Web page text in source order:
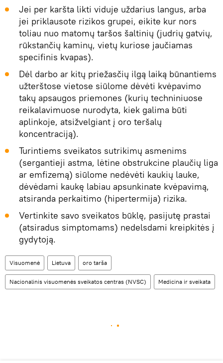
Jei per karšta likti viduje uždarius langus, arba
jei priklausote rizikos grupei, eikite kur nors
toliau nuo matomų taršos šaltinių (judrių gatvių,
rūkstančių kaminų, vietų kuriose jaučiamas
specifinis kvapas).
Dėl darbo ar kitų priežasčių ilgą laiką būnantiems
užterštose vietose siūlome dėvėti kvėpavimo
takų apsaugos priemones (kurių techniniuose
reikalavimuose nurodyta, kiek galima būti
aplinkoje, atsižvelgiant į oro teršalų
koncentraciją).
Turintiems sveikatos sutrikimų asmenims
(sergantieji astma, lėtine obstrukcine plaučių liga
ar emfizemą) siūlome nedėvėti kaukių lauke,
dėvėdami kaukę labiau apsunkinate kvėpavimą,
atsiranda perkaitimo (hipertermija) rizika.
Vertinkite savo sveikatos būklę, pasijutę prastai
(atsiradus simptomams) nedelsdami kreipkitės į
gydytoją.
Visuomenė Lietuva oro tarša
Nacionalinis visuomenės sveikatos centras (NVSC) Medicina ir sveikata